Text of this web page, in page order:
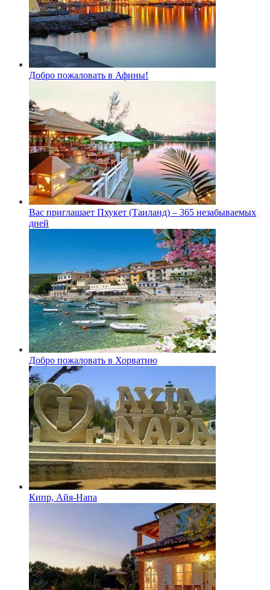
Добро пожаловать в Афины!
Вас приглашает Пхукет (Таиланд) – 365 незабываемых
дней
Добро пожаловать в Хорватию
Кипр, Айя-Напа